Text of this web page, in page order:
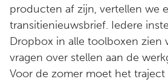
producten af zijn, vertellen we
transitienieuwsbrief. Iedere
Dropbox in alle toolboxen zien
vragen over stellen aan de
Voor de zomer moet het traject